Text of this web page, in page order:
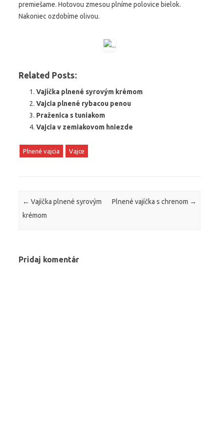
premiešame. Hotovou zmesou plníme polovice bielok.
Nakoniec ozdobíme olivou.
Related Posts:
Vajíčka plnené syrovým krémom
Vajcia plnené rybacou penou
Praženica s tuniakom
Vajcia v zemiakovom hniezde
Plnené vajcia Vajce
Post navigation
← Vajíčka plnené syrovým
krémom
Plnené vajíčka s chrenom →
Pridaj komentár